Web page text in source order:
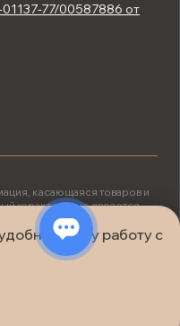
вашу работу с
77/00587886 от
касающаяся товаров и
характер и не является
ст. 437 (2) ГК